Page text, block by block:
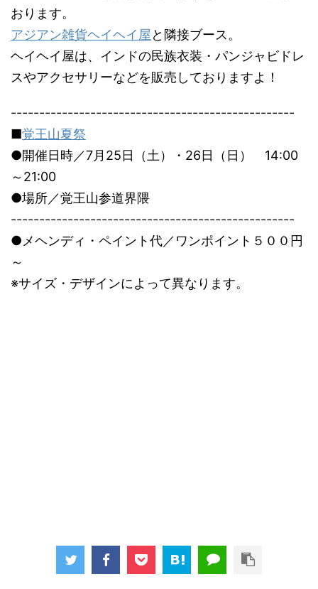
おります。
アジアン雑貨ヘイヘイ屋と隣接ブース。
ヘイヘイ屋は、インドの民族衣装・パンジャビドレ
スやアクセサリーなどを販売しておりますよ！
--------------------------------------------------
■覚王山夏祭
●開催日時／7月25日（土）・26日（日） 14:00
～21:00
●場所／覚王山参道界隈
--------------------------------------------------
●メヘンディ・ペイント代／ワンポイント５００円
～
※サイズ・デザインによって異なります。